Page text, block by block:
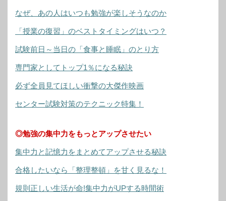
なぜ、あの人はいつも勉強が楽しそうなのか
「授業の復習」のベストタイミングはいつ？
試験前日～当日の「食事と睡眠」のとり方
専門家としてトップ1％になる秘訣
必ず全員見てほしい衝撃の大傑作映画
センター試験対策のテクニック特集！
◎勉強の集中力をもっとアップさせたい
集中力と記憶力をまとめてアップさせる秘訣
合格したいなら「整理整頓」を甘く見るな！
規則正しい生活が命!集中力がUPする時間術